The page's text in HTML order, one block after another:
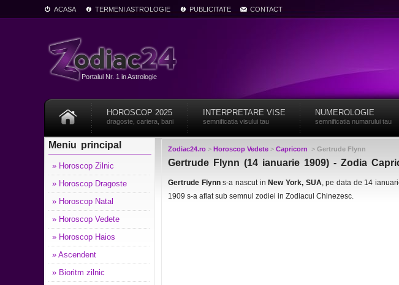
ACASA TERMENI ASTROLOGIE PUBLICITATE CONTACT
Portalul Nr. 1 in Astrologie
HOROSCOP 2025
dragoste, cariera, bani
INTERPRETARE VISE
semnificatia visului tau
NUMEROLOGIE
semnificatia numarului tau
Meniu principal
» Horoscop Zilnic
» Horoscop Dragoste
» Horoscop Natal
» Horoscop Vedete
» Horoscop Haios
» Ascendent
» Bioritm zilnic
Zodiac24.ro > Horoscop Vedete > Capricorn > Gertrude Flynn
Gertrude Flynn (14 ianuarie 1909) - Zodia
Gertrude Flynns-a nascut in New York, SUA, pe data de 14
1909 s-a aflat sub semnul zodiei in Zodiacul Chinezesc.